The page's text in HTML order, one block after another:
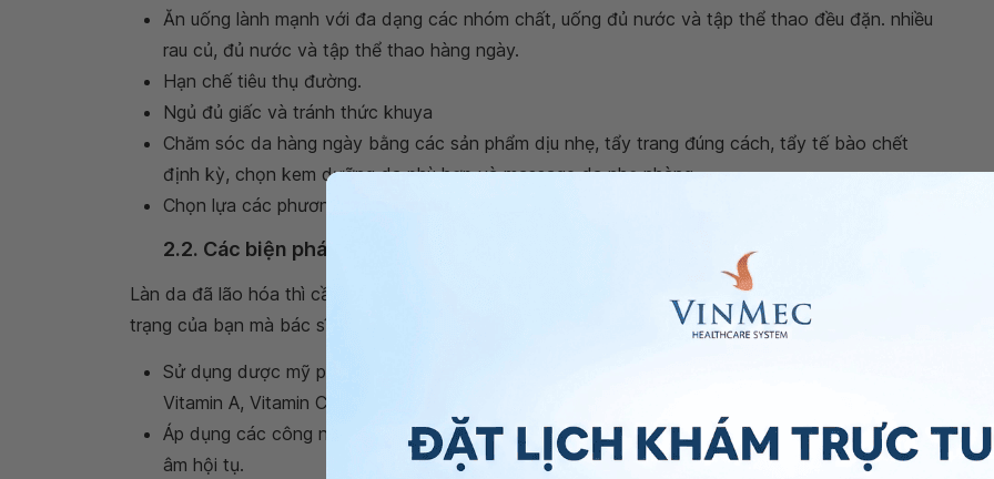
Ăn uống lành mạnh với đa dạng các nhóm chất, uống đủ nước và tập thể thao đều đặn. nhiều
rau củ, đủ nước và tập thể thao hàng ngày.
Hạn chế tiêu thụ đường.
Ngủ đủ giấc và tránh thức khuya
Chăm sóc da hàng ngày bằng các sản phẩm dịu nhẹ, tẩy trang đúng cách, tẩy tế bào chết
định kỳ, chọn kem dưỡng da phù hợp và massage da nhẹ nhàng.
Chọn lựa các phương pháp làm đẹp da tại các cơ sở uy tín.
2.2. Các biện pháp điều trị lão hóa da
Làn da đã lão hóa thì cần có các biện pháp chuyên sâu để giúp da phục hồi. Tùy vào từng tình
trạng của bạn mà bác sĩ sẽ chỉ định cho bạn những phương pháp khắc phục phù hợp, như:
Sử dụng dược mỹ phẩm chuyên điều trị lão hóa da mặt có chứa thành phần AHA, BHA,
Vitamin A, Vitamin C,...
Áp dụng các công nghệ cao: phương pháp mài da hay mài da siêu vi điểm, laser, RF, sóng siêu
âm hội tụ.